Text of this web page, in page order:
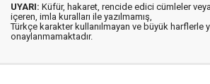
UYARI: Küfür, hakaret, rencide edici cümleler
içeren, imla kuralları ile yazılmamış,
Türkçe karakter kullanılmayan ve büyük harflerle
onaylanmamaktadır.